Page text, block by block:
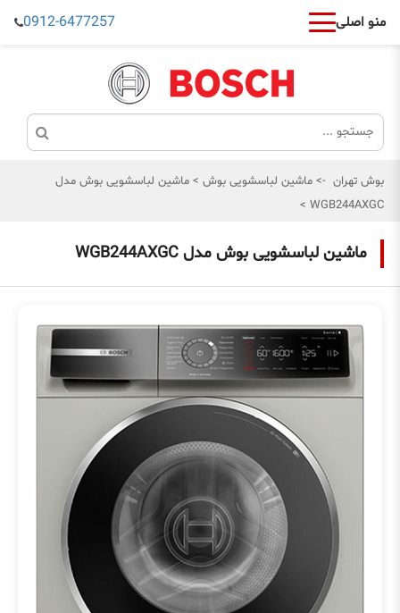
منو اصلی 0912-6477257
بوش تهران -> ماشین لباسشویی بوش > ماشین لباسشویی بوش مدل
WGB244AXGC
>
ماشین لباسشویی بوش مدل WGB244AXGC